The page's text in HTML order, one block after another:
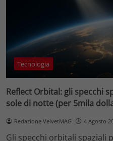
Tecnologia
Reflect Orbital: gli specchi
sole di notte (per 5mila
Redazione VelvetMAG 4 Agosto
Gli specchi orbitali